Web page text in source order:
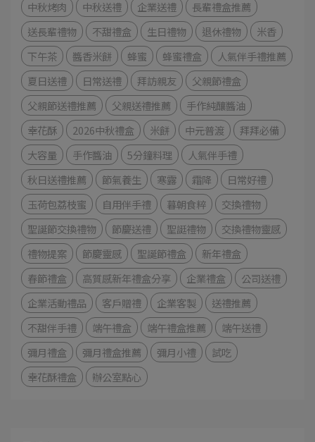
中秋烤肉
中秋送禮 企業送禮
長輩禮盒推薦
送長輩禮物
不甜禮盒 生日禮物 退休禮物
米香
下午茶
醬香米餅 蜂蜜 蜂蜜禮盒
人氣伴手禮推薦
夏日送禮
日常送禮 拜訪親友
父親節禮盒
父親節送禮推薦
父親送禮推薦
手作純釀醬油
幸花酥
2026中秋禮盒 米餅 中元普渡
拜拜必備
大容量
手作醬油 5分鐘料理
人氣伴手禮
秋日送禮推薦
節氣養生 寒露 霜降
日常好禮
玉荷包荔枝蜜
自用伴手禮 暮朝食粹
交換禮物
聖誕節交換禮物
節慶送禮 聖誔禮物
交換禮物靈感
禮物提案
節慶靈感 聖誕節禮盒
新年禮盒
春節禮盒
高質感新年禮盒分享 企業禮盒
公司送禮
企業活動禮品
客戶贈禮 企業客製
送禮推薦
不甜伴手禮
端午禮盒 端午禮盒推薦
端午送禮
彌月禮盒
彌月禮盒推薦 彌月小禮
試吃
幸花酥禮盒
辦公室點心